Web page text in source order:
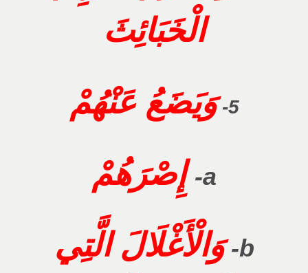
الْخَبَائِثَ
5- وَيَضَعُ عَنْهُمْ
a- إِصْرَهُمْ
b- وَالْأَغْلَالَ الَّتِي